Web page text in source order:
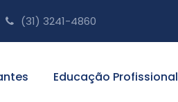
(31) 3241-4860
Educação Profissional